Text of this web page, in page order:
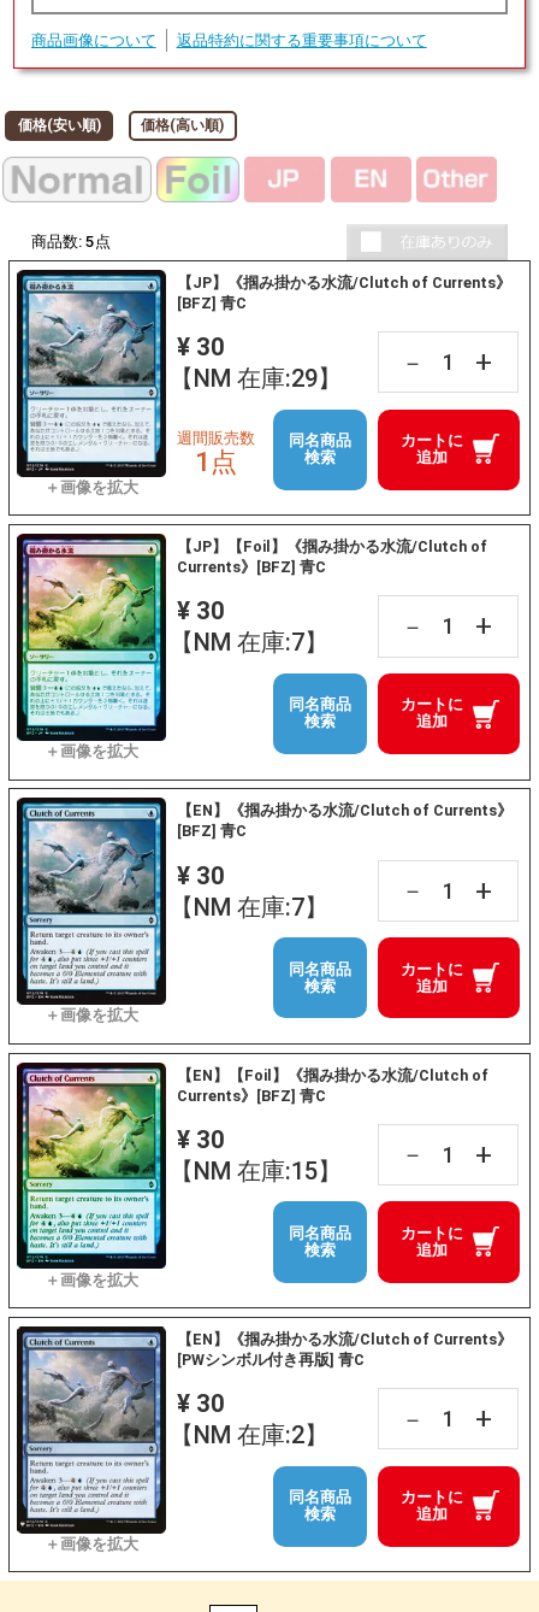
商品画像について 返品特約に関する重要事項について
価格(安い順) 価格(高い順)
商品数: 5 点
【JP】《掴み掛かる水流/Clutch of Currents》
[BFZ] 青C
¥ 30
【NM 在庫:29】
－ +
カートに
追加
週間販売数
1点
同名商品
検索
【JP】【Foil】《掴み掛かる水流/Clutch of
Currents》[BFZ] 青C
¥ 30
【NM 在庫:7】
－ +
カートに
追加
同名商品
検索
【EN】《掴み掛かる水流/Clutch of Currents》
[BFZ] 青C
¥ 30
【NM 在庫:7】
－ +
カートに
追加
同名商品
検索
【EN】【Foil】《掴み掛かる水流/Clutch of
Currents》[BFZ] 青C
¥ 30
【NM 在庫:15】
－ +
カートに
追加
同名商品
検索
【EN】《掴み掛かる水流/Clutch of Currents》
[PWシンボル付き再版] 青C
¥ 30
【NM 在庫:2】
－ +
カートに
追加
同名商品
検索